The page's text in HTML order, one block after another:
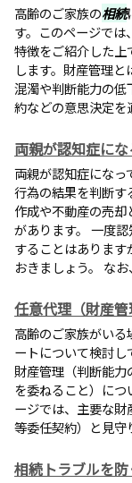
高齢のご家族の相続
す。このページで
特徴をご紹介した
します。財産管理
混濁や判断能力の低
約などの意思決定を
両親が認知症に
両親が認知症になっ
行為の結果を判断す
作成や不動産の売却
があります。 一度
することはあります
おきましょう。 なお
任意代理（財産
高齢のご家族がいる
ートについて検討し
財産管理（判断能
を委ねること）に
ージでは、主要な
等委任契約）と見守
相続トラブルを